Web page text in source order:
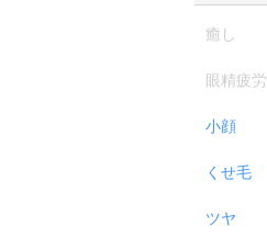
癒し
眼精疲労
小顔
くせ毛
ツヤ